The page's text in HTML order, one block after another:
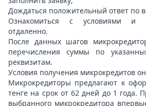
Дождаться положительный ответ по
Ознакомиться с условиями и
отдаленно.
После данных шагов
перечисления суммы по
реквизитам.
Условия получения микрокредитов
Микрокредиторы предлагают к
тенге на срок от 62 дней до 1 года.
выбранного микрокредитора